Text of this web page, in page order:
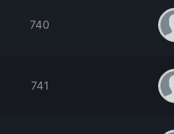
740
741